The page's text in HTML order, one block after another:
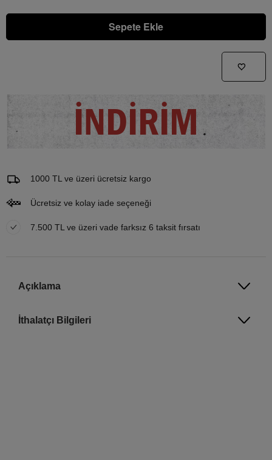
Sepete Ekle
İNDİRİM
1000 TL ve üzeri ücretsiz kargo
Ücretsiz ve kolay iade seçeneği
7.500 TL ve üzeri vade farksız 6 taksit fırsatı
Açıklama
İthalatçı Bilgileri